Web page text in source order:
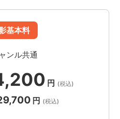
基本料
ンル共通
円 (税込)
円 (税込)